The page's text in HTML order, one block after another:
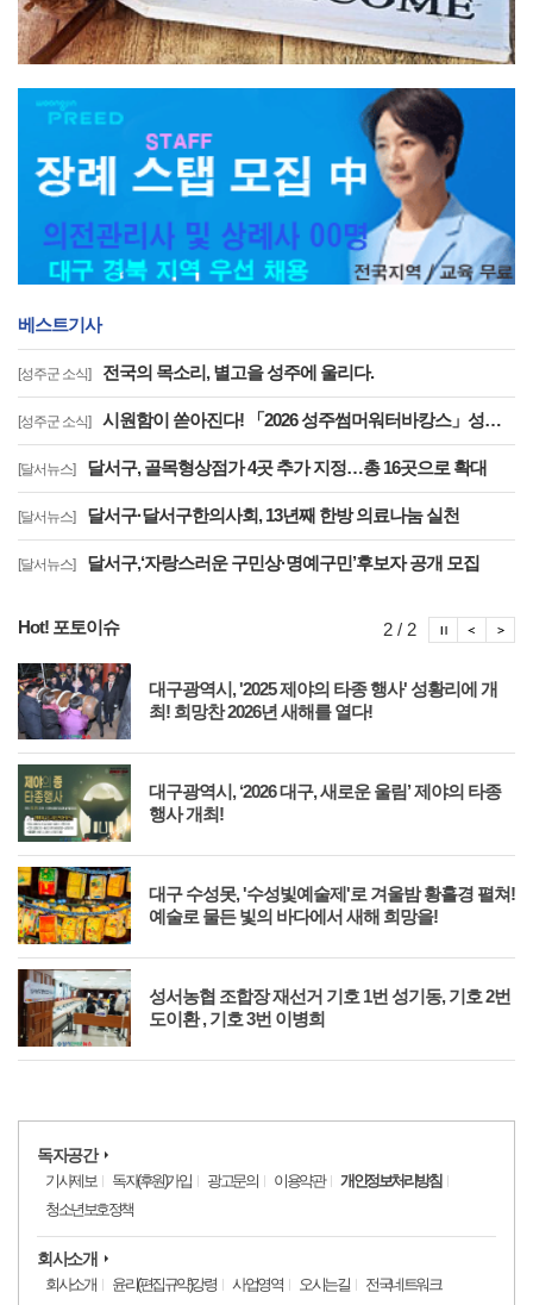
베스트기사
[성주군 소식] 전국의 목소리, 별고을 성주에 울리다.
[성주군 소식] 시원함이 쏟아진다! 「2026 성주썸머워터바캉스」성황리 운영중
[달서뉴스] 달서구, 골목형상점가 4곳 추가 지정…총 16곳으로 확대
[달서뉴스] 달서구·달서구한의사회, 13년째 한방 의료나눔 실천
[달서뉴스] 달서구,‘자랑스러운 구민상·명예구민’후보자 공개 모집
Hot! 포토이슈
대구광역시, '2025 제야의 타종 행사' 성황리에 개
최! 희망찬 2026년 새해를 열다!
대구광역시, ‘2026 대구, 새로운 울림’ 제야의 타종
행사 개최!
대구 수성못, '수성빛예술제'로 겨울밤 황홀경 펼쳐!
예술로 물든 빛의 바다에서 새해 희망을!
성서농협 조합장 재선거 기호 1번 성기동, 기호 2번
도이환 , 기호 3번 이병희
2 / 2 포
포토이
독자공간
기사제보 독자(후원)가입 광고문의 이용약관
개인정보처리방침
청소년보호정책
회사소개
회사소개 윤리(편집규약)강령 사업영역 오시는길 전국네트워크